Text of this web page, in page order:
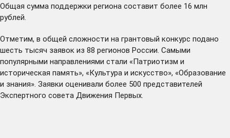
Общая сумма поддержки региона составит более 16 млн
рублей.
Отметим, в общей сложности на грантовый конкурс подано
шесть тысяч заявок из 88 регионов России. Самыми
популярными направлениями стали «Патриотизм и
историческая память», «Культура и искусство», «Образование
и знания». Заявки оценивали более 500 представителей
Экспертного совета Движения Первых.